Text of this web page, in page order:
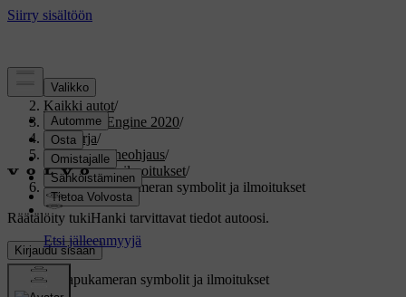
Tuki/
Kaikki autot/
V60 Twin Engine 2020/
Ohjekirja/
Näytöt ja puheohjaus/
Symbolit ja ilmoitukset/
Pysäköintiapukameran symbolit ja ilmoitukset
Räätälöity tukiHanki tarvittavat tiedot autoosi.
Kirjaudu sisään
Pysäköintiapukameran symbolit ja ilmoitukset